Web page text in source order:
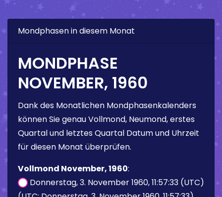
Mondphasen in diesem Monat
MONDPHASE
NOVEMBER, 1960
Dank des Monatlichen Mondphasenkalenders
können Sie genau Vollmond, Neumond, erstes
Quartal und letztes Quartal Datum und Uhrzeit
für diesen Monat überprüfen.
Vollmond November, 1960:
Donnerstag, 3. November 1960, 11:57:33 (UTC)